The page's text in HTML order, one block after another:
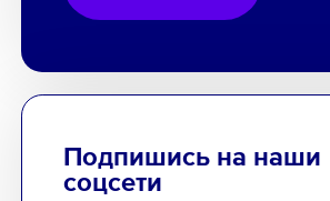
Подпишись на наши
соцсети